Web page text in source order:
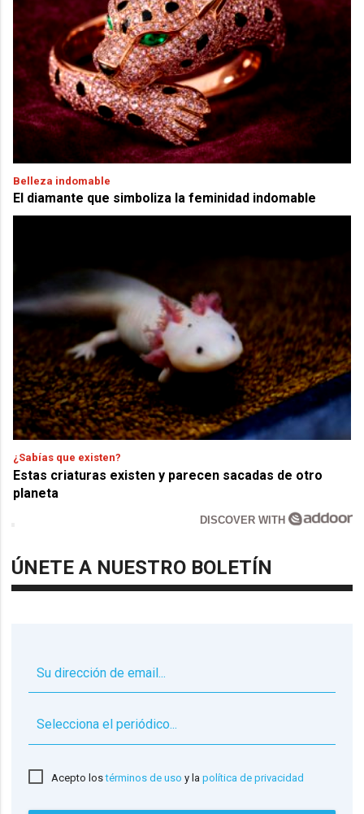
Belleza indomable
El diamante que simboliza la feminidad indomable
¿Sabías que existen?
Estas criaturas existen y parecen sacadas de otro
planeta
DISCOVER WITH
ÚNETE A NUESTRO BOLETÍN
Acepto lostérminos de uso y lapolítica de privacidad